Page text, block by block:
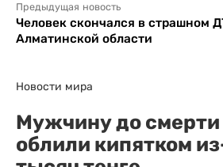
Предыдущая новость
Человек скончался в страшном
Алматинской области
Новости мира
Мужчину до смерти
облили кипятком